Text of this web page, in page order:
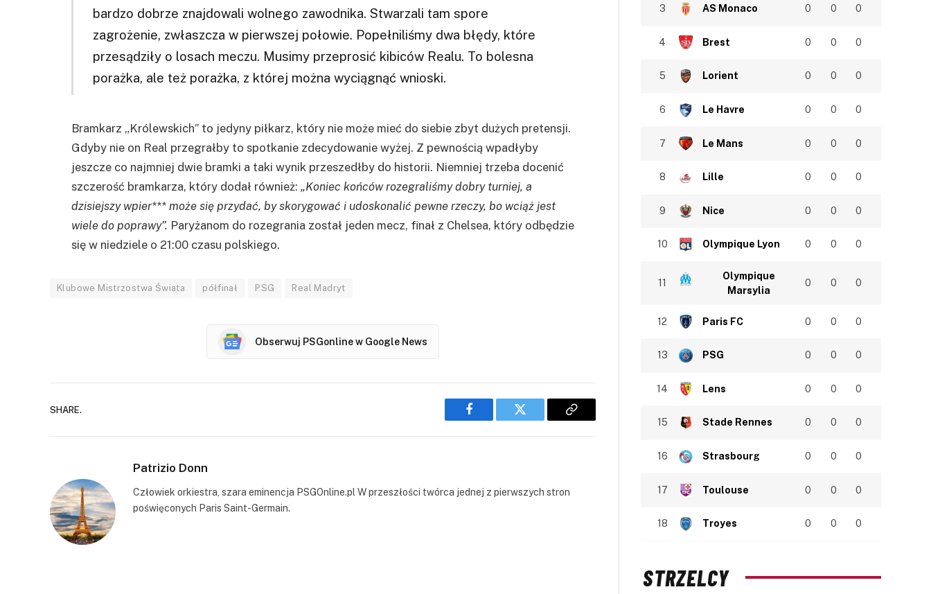
bardzo dobrze znajdowali wolnego zawodnika. Stwarzali tam spore
zagrożenie, zwłaszcza w pierwszej połowie. Popełniliśmy dwa błędy, które
przesądziły o losach meczu. Musimy przeprosić kibiców Realu. To bolesna
porażka, ale też porażka, z której można wyciągnąć wnioski.
Bramkarz „Królewskich” to jedyny piłkarz, który nie może mieć do siebie zbyt dużych pretensji.
Gdyby nie on Real przegrałby to spotkanie zdecydowanie wyżej. Z pewnością wpadłyby
jeszcze co najmniej dwie bramki a taki wynik przeszedłby do historii. Niemniej trzeba docenić
szczerość bramkarza, który dodał również: „Koniec końców rozegraliśmy dobry turniej, a
dzisiejszy wpier*** może się przydać, by skorygować i udoskonalić pewne rzeczy, bo wciąż jest
wiele do poprawy”. Paryżanom do rozegrania został jeden mecz, finał z Chelsea, który odbędzie
się w niedziele o 21:00 czasu polskiego.
Klubowe Mistrzostwa Świata półfinał PSG Real Madryt
Obserwuj PSGonline w Google News
SHARE.
Facebook Twitter
Copy
Patrizio Donn
Człowiek orkiestra, szara eminencja PSGOnline.pl W przeszłości twórca jednej z pierwszych stron
poświęconych Paris Saint-Germain.
3 AS Monaco 0 0 0
4 Brest 0 0 0
5 Lorient 0 0 0
6 Le Havre 0 0 0
7 Le Mans 0 0 0
8 Lille 0 0 0
9 Nice 0 0 0
10 Olympique Lyon 0 0 0
11
Olympique
Marsylia
0 0 0
12 Paris FC 0 0 0
13 PSG 0 0 0
14 Lens 0 0 0
15 Stade Rennes 0 0 0
16 Strasbourg 0 0 0
17 Toulouse 0 0 0
18 Troyes 0 0 0
STRZELCY